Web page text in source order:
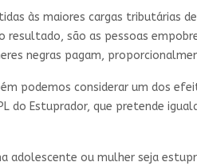
às maiores cargas tributárias
resultado, são as pessoas
negras pagam,
podemos considerar um dos
do Estuprador, que pretende
adolescente ou mulher seja